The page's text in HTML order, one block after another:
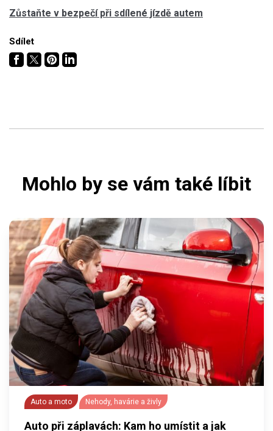
Zůstaňte v bezpečí při sdílené jízdě autem
Sdílet
Mohlo by se vám také líbit
Auto a moto Nehody, havárie a živly
Auto při záplavách: Kam ho umístit a jak